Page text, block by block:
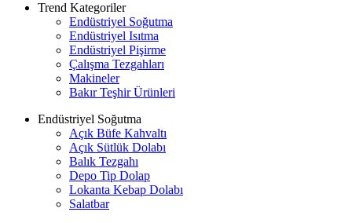
Trend Kategoriler
Endüstriyel Soğutma
Endüstriyel Isıtma
Endüstriyel Pişirme
Çalışma Tezgahları
Makineler
Bakır Teşhir Ürünleri
Endüstriyel Soğutma
Açık Büfe Kahvaltı
Açık Sütlük Dolabı
Balık Tezgahı
Depo Tip Dolap
Lokanta Kebap Dolabı
Salatbar